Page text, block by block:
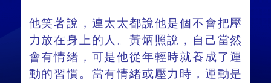
他笑著說，連太太都說他是個不會把壓
力放在身上的人。黃炳照說，自己當然
會有情緒，可是他從年輕時就養成了運
動的習慣。當有情緒或壓力時，運動是